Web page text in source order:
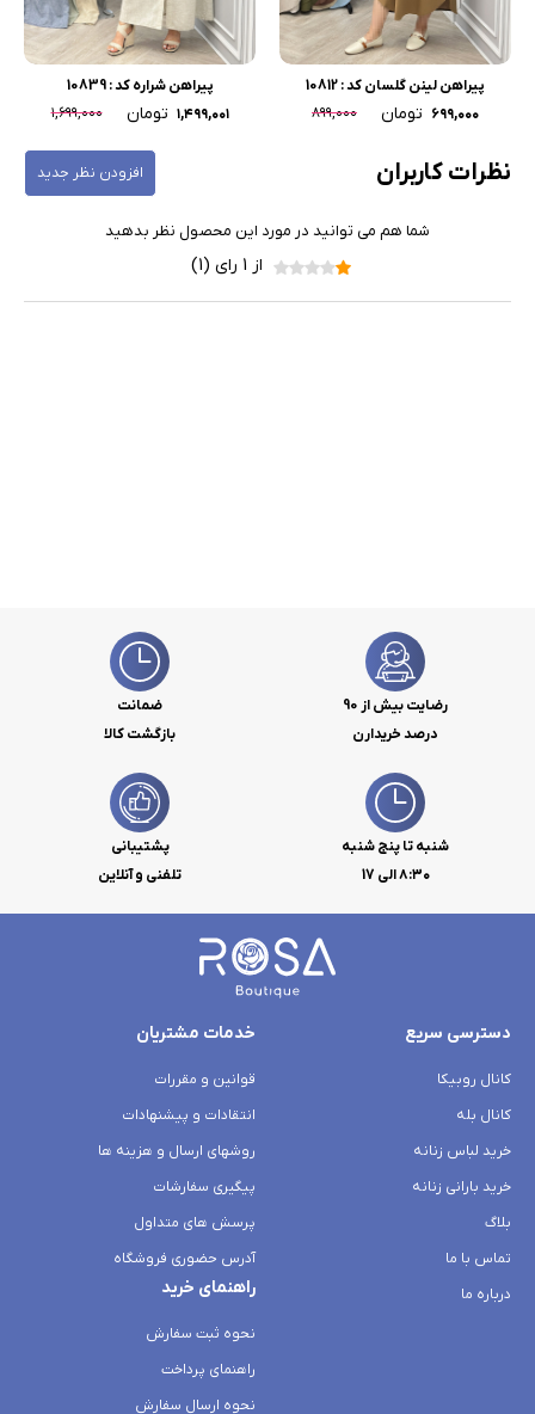
پیراهن لینن گلسان کد : 10812
۶۹۹,۰۰۰ تومان ۸۹۹,۰۰۰
پیراهن شراره کد : 10839
۱,۴۹۹,۰۰۱ تومان ۱,۶۹۹,۰۰۰
نظرات کاربران افزودن نظر جدید
شما هم می توانید در مورد این محصول نظر بدهید
از 1 رای (1)
رضایت بیش از 90
درصد خریدارن
ضمانت
بازگشت کالا
شنبه تا پنج شنبه
۸:۳۰ الی 17
پشتیبانی
تلفنی و آنلاین
دسترسی سریع
کانال روبیکا
کانال بله
خرید لباس زنانه
خرید بارانی زنانه
بلاگ
تماس با ما
درباره ما
خدمات مشتریان
قوانین و مقررات
انتقادات و پیشنهادات
روشهای ارسال و هزینه ها
پیگیری سفارشات
پرسش های متداول
آدرس حضوری فروشگاه
راهنمای خرید
نحوه ثبت سفارش
راهنمای پرداخت
نحوه ارسال سفارش